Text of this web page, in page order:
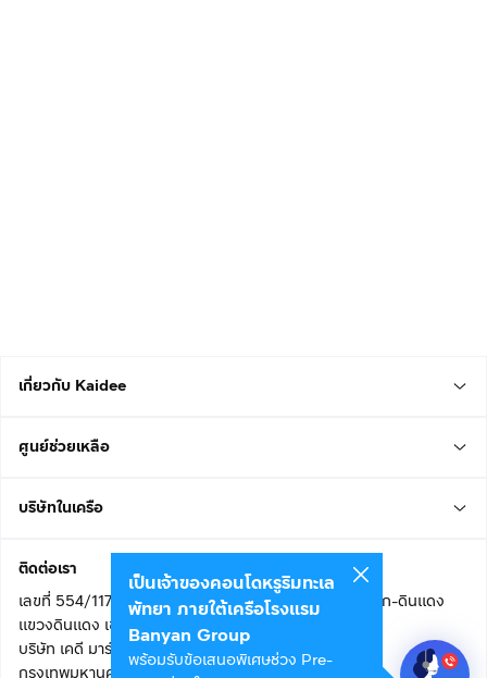
เกี่ยวกับ Kaidee
ศูนย์ช่วยเหลือ
บริษัทในเครือ
ติดต่อเรา
เลขที่ 554/117 อาคารสกายไนน์ เซ็นเตอร์ ชั้น 22 ถนนอโศก-ดินแดง
แขวงดินแดง เขตดินแดง
บริษัท เคดี มาร์เก็ตเพลส จำกัด (สำนักงานใหญ่)
กรุงเทพมหานคร 10400
เป็นเจ้าของคอนโดหรูริมทะเล
พัทยา ภายใต้เครือโรงแรม
Banyan Group
พร้อมรับข้อเสนอพิเศษช่วง Pre-